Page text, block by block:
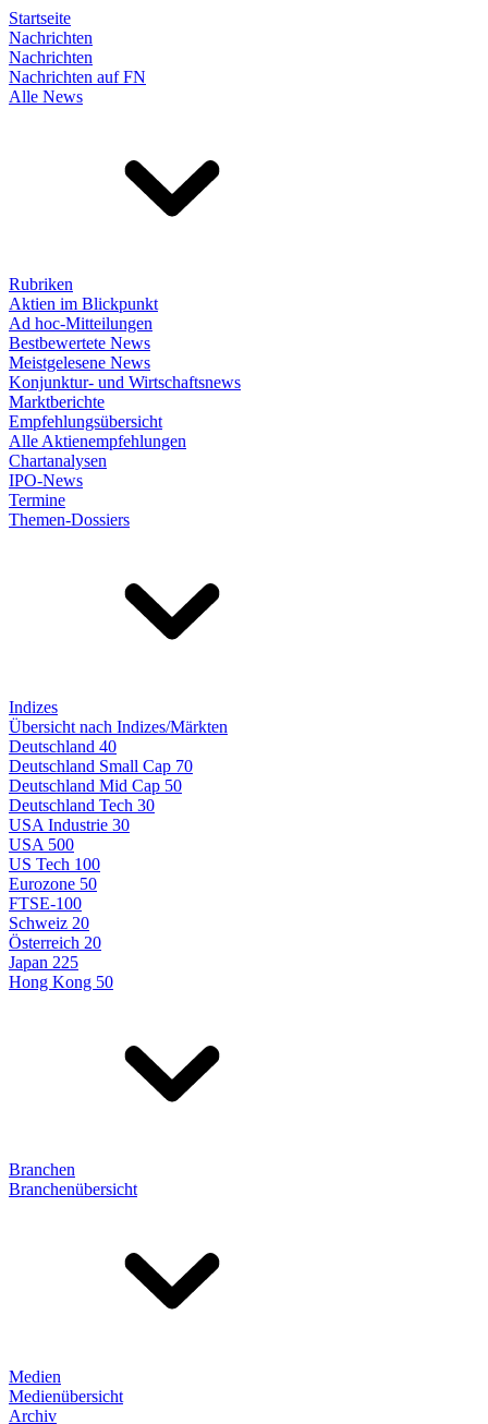
Startseite
Nachrichten
Nachrichten
Nachrichten auf FN
Alle News
Rubriken
Aktien im Blickpunkt
Ad hoc-Mitteilungen
Bestbewertete News
Meistgelesene News
Konjunktur- und Wirtschaftsnews
Marktberichte
Empfehlungsübersicht
Alle Aktienempfehlungen
Chartanalysen
IPO-News
Termine
Themen-Dossiers
Indizes
Übersicht nach Indizes/Märkten
Deutschland 40
Deutschland Small Cap 70
Deutschland Mid Cap 50
Deutschland Tech 30
USA Industrie 30
USA 500
US Tech 100
Eurozone 50
FTSE-100
Schweiz 20
Österreich 20
Japan 225
Hong Kong 50
Branchen
Branchenübersicht
Medien
Medienübersicht
Archiv